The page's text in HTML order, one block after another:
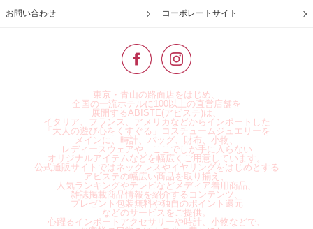
お問い合わせ コーポレートサイト
東京・青山の路面店をはじめ、
全国の一流ホテルに100以上の直営店舗を
展開するABISTE(アビステ)は、
イタリア、フランス、アメリカなどからインポートした
「大人の遊び心をくすぐる」コスチュームジュエリーを
メインに、時計、バッグ、財布、小物、
レディースウェアや、ここでしか手に入らない
オリジナルアイテムなどを幅広くご用意しています。
公式通販サイトではネックレスやイヤリングをはじめとする
アビステの幅広い商品を取り揃え、
人気ランキングやテレビなどメディア着用商品、
雑誌掲載商品情報を紹介するコンテンツ、
プレゼント包装無料や独自のポイント還元
などのサービスをご提供。
心躍るインポートアクセサリーや時計、小物などで、